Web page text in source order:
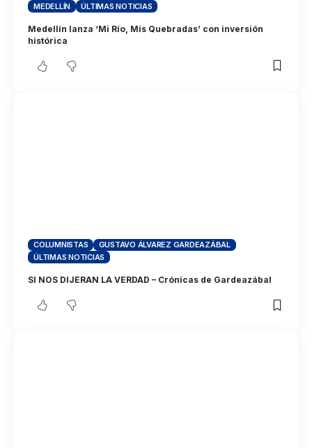
MEDELLÍN ÚLTIMAS NOTICIAS
Medellín lanza ‘Mi Río, Mis Quebradas’ con inversión
histórica
COLUMNISTAS
GUSTAVO ÁLVAREZ GARDEAZÁBAL
ÚLTIMAS NOTICIAS
SI NOS DIJERAN LA VERDAD – Crónicas de Gardeazábal